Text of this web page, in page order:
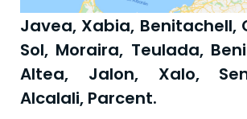
Javea, Xabia, Benitachell,
Sol, Moraira, Teulada,
Altea, Jalon, Xalo,
Alcalali, Parcent.